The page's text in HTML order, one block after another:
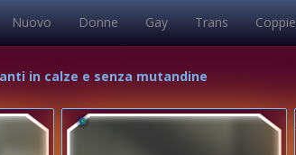
Nuovo Donne Gay Trans Coppie
in calze e senza mutandine